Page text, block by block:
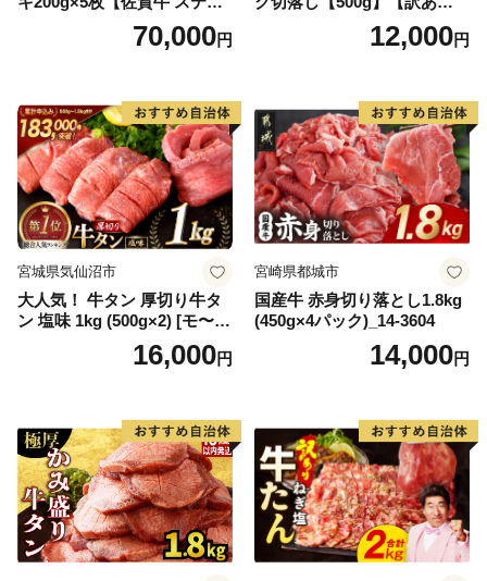
キ ブランド肉 ヒレ肉 フィレ
肉 ジューシー ヘルシー】(H0
70,000円 12,000円
宮城県気仙沼市
大人気！ 牛タン 厚切り牛タ
ン 塩味 1kg (500g×2) [モ〜ラ
ンド 宮城県 気仙沼市 205646
60] 肉 牛肉 精肉 牛たん 牛タ
厚切り タン
16,000円
宮崎県都城市
国産牛 赤身切り落とし1.8kg
(450g×4パック)_14-3604
14,000円